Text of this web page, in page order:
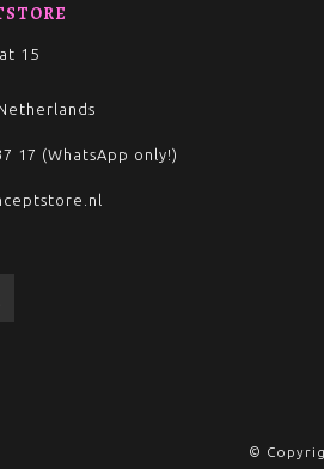
15
17 (WhatsApp only!)
©